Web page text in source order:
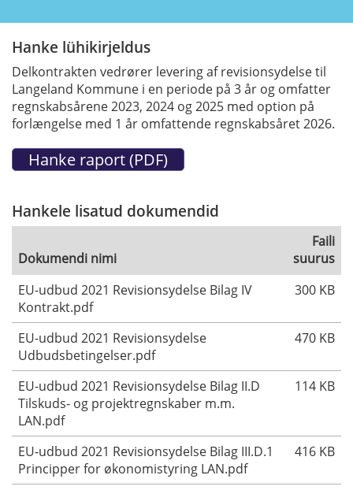
Hanke lühikirjeldus
Delkontrakten vedrører levering af revisionsydelse til
Langeland Kommune i en periode på 3 år og omfatter
regnskabsårene 2023, 2024 og 2025 med option på
forlængelse med 1 år omfattende regnskabsåret 2026.
Hankele lisatud dokumendid
Dokumendi nimi
Faili
suurus
EU-udbud 2021 Revisionsydelse Bilag IV
Kontrakt.pdf
300 KB
EU-udbud 2021 Revisionsydelse
Udbudsbetingelser.pdf
470 KB
EU-udbud 2021 Revisionsydelse Bilag II.D
Tilskuds- og projektregnskaber m.m.
LAN.pdf
114 KB
EU-udbud 2021 Revisionsydelse Bilag III.D.1
Principper for økonomistyring LAN.pdf
416 KB